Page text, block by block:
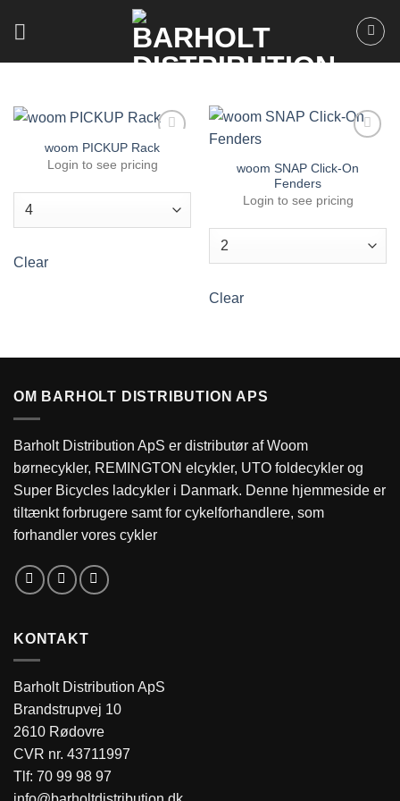
Tilføj til
favoritter
woom PICKUP Rack
Login to see pricing
Clear
favoritter
woom SNAP Click-On
Fenders
Login to see pricing
Clear
OM BARHOLT DISTRIBUTION APS
Barholt Distribution ApS er distributør af Woom
børnecykler, REMINGTON elcykler, UTO foldecykler og
Super Bicycles ladcykler i Danmark. Denne hjemmeside er
tiltænkt forbrugere samt for cykelforhandlere, som
forhandler vores cykler
KONTAKT
Barholt Distribution ApS
Brandstrupvej 10
2610 Rødovre
CVR nr. 43711997
Tlf: 70 99 98 97